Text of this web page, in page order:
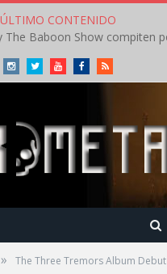
ÚLTIMO CONTENIDO
InstagramTwitterYoutubeFacebookRSS
» The Three Tremors Album Debut